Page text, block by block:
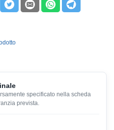
specificato nella scheda
prevista.